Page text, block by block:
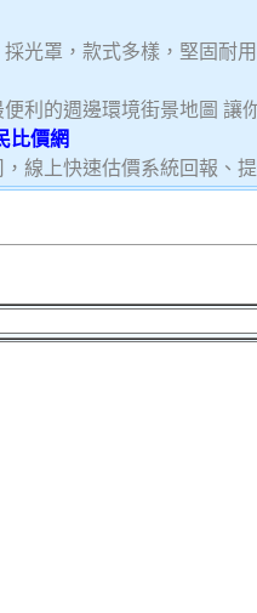
光罩，款式多樣，堅固耐
利的週邊環境街景地圖 讓
比價網
線上快速估價系統回報、